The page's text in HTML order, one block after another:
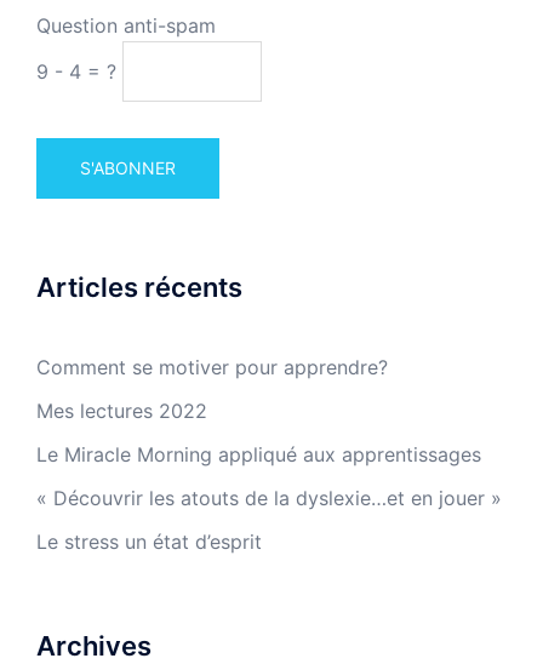
Question anti-spam
9 - 4 = ?
Articles récents
Comment se motiver pour apprendre?
Mes lectures 2022
Le Miracle Morning appliqué aux apprentissages
« Découvrir les atouts de la dyslexie…et en jouer »
Le stress un état d’esprit
Archives